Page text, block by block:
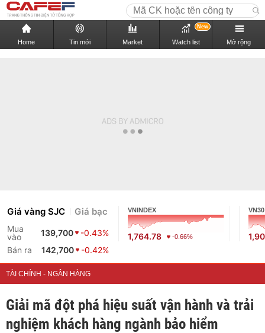
Home Tin mới Market Watch list
New
Mở rộng
Giá vàng SJC Giá bạc
Mua
vào
139,700
-0.43%
Bán ra
142,700 -0.42%
VNINDEX
1,764.78 -0.66%
VN30
TÀI CHÍNH - NGÂN HÀNG
Giải mã đột phá hiệu suất vận hành và trải
nghiệm khách hàng ngành bảo hiểm